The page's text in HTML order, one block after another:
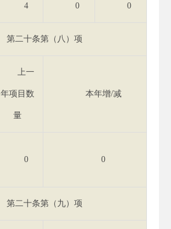
4 0 0
第二十条第（八）项
上一
年项目数
量
本年增/减
0 0
第二十条第（九）项